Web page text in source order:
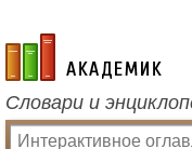
academic.ru
Словари и